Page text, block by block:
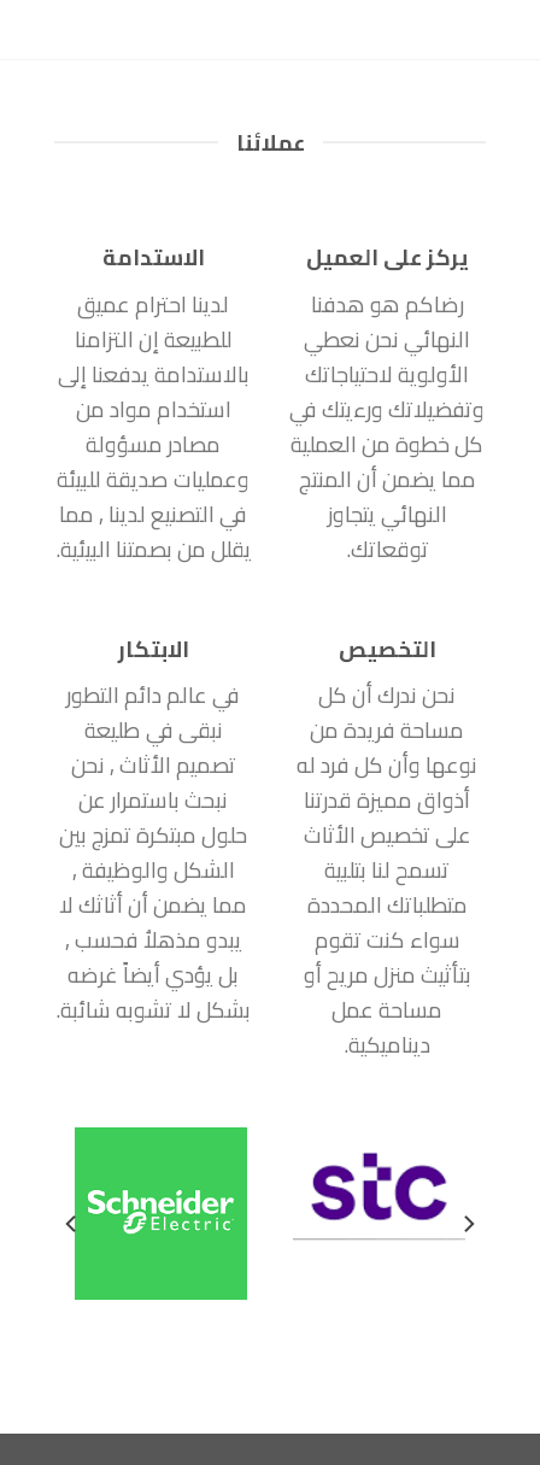
عملائنا
يركز على العميل
رضاكم هو هدفنا
النهائي نحن نعطي
الأولوية لاحتياجاتك
وتفضيلاتك ورءيتك في
كل خطوة من العملية
مما يضمن أن المنتج
النهائي يتجاوز
توقعاتك.
الاستدامة
لدينا احترام عميق
للطبيعة إن التزامنا
بالاستدامة يدفعنا إلى
استخدام مواد من
مصادر مسؤولة
وعمليات صديقة للبيئة
في التصنيع لدينا , مما
يقلل من بصمتنا البيئية.
التخصيص
نحن ندرك أن كل
مساحة فريدة من
نوعها وأن كل فرد له
أذواق مميزة قدرتنا
على تخصيص الأثاث
تسمح لنا بتلبية
متطلباتك المحددة
سواء كنت تقوم
بتأثيث منزل مريح أو
مساحة عمل
ديناميكية.
الابتكار
في عالم دائم التطور
نبقى في طليعة
تصميم الأثاث , نحن
نبحث باستمرار عن
حلول مبتكرة تمزج بين
الشكل والوظيفة ,
مما يضمن أن أثاثك لا
يبدو مذهلاُ فحسب ,
بل يؤدي أيضاً غرضه
بشكل لا تشوبه شائبة.